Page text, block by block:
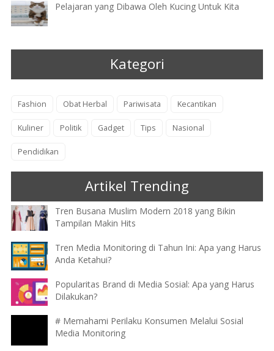
Pelajaran yang Dibawa Oleh Kucing Untuk Kita
Kategori
Fashion Obat Herbal Pariwisata Kecantikan
Kuliner Politik Gadget Tips Nasional
Pendidikan
Artikel Trending
Tren Busana Muslim Modern 2018 yang Bikin
Tampilan Makin Hits
Tren Media Monitoring di Tahun Ini: Apa yang Harus
Anda Ketahui?
Popularitas Brand di Media Sosial: Apa yang Harus
Dilakukan?
# Memahami Perilaku Konsumen Melalui Sosial
Media Monitoring